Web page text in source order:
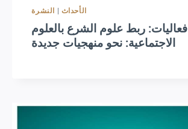
الأحداث النشرة
فعاليات: ربط علوم الشرع بالعلوم
الاجتماعية: نحو منهجيات جديدة